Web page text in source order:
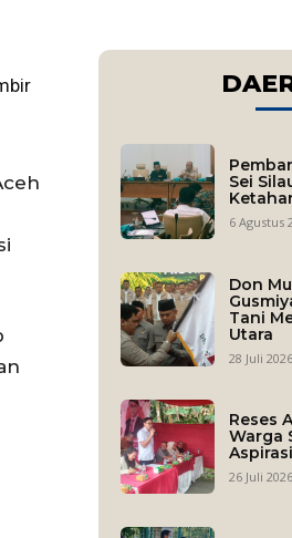
Sei
6 Agustus
Don
Tani
Utara
28 Juli 2026
Reses
Warga
26 Juli 2026